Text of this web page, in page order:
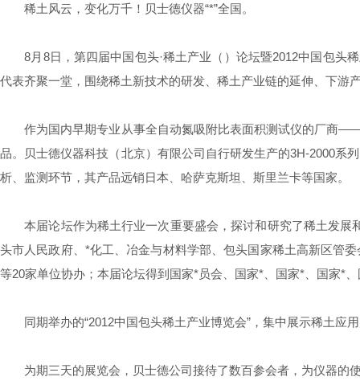
稀土风云，变化万千！贝士德仪器“*”全国。
8月8日，第四届中国包头·稀土产业（）论坛暨2012中国包头
代表齐聚一堂，围绕稀土新技术的研发、稀土产业链的延伸、下游
作为国内早期专业从事全自动氮吸附比表面积测试仪的厂商——
品。贝士德仪器科技（北京）有限公司自行研发生产的3H-2000系
析、监测环节，其产品远销日本、哈萨克斯坦、斯里兰卡等国家。
本届论坛作为稀土行业一次重要盛会，探讨和研究了稀土发展
头市人民政府、*化工、冶金与材料学部、包头国家稀土高新区管
等20家单位协办；本届论坛得到国家*员会、国家*、国家*、国家*
同期举办的“2012中国包头稀土产业博览会”，集中展示稀土应
为期三天的展览会，贝士德公司接待了数百参会者，为仪器的